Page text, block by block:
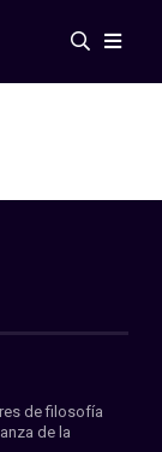
de filosofía
de la